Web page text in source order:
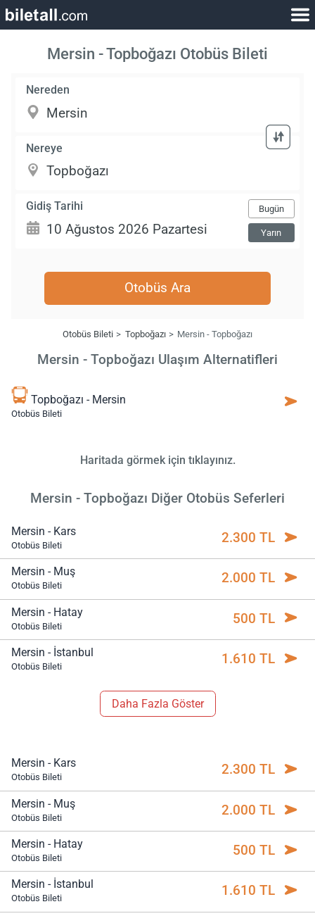
Mersin - Topboğazı Otobüs Bileti
Nereden
Nereye
Gidiş Tarihi Bugün
Yarın
Otobüs Ara
Otobüs Bileti Topboğazı Mersin - Topboğazı
Mersin - Topboğazı Ulaşım Alternatifleri
Topboğazı - Mersin
Otobüs Bileti
Haritada görmek için tıklayınız.
Mersin - Topboğazı Diğer Otobüs Seferleri
Mersin - Kars
Otobüs Bileti 2.300 TL
Mersin - Muş
Otobüs Bileti 2.000 TL
Mersin - Hatay
Otobüs Bileti 500 TL
Mersin - İstanbul
Otobüs Bileti 1.610 TL
Daha Fazla Göster
Mersin - Kars
Otobüs Bileti 2.300 TL
Mersin - Muş
Otobüs Bileti 2.000 TL
Mersin - Hatay
Otobüs Bileti 500 TL
Mersin - İstanbul
Otobüs Bileti 1.610 TL